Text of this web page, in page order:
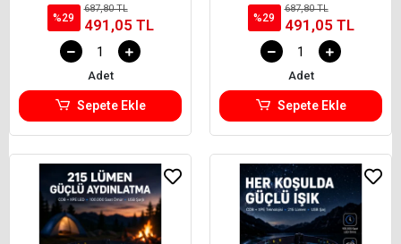
%29
687,80 TL
491,05 TL
Adet
Sepete Ekle
%29
687,80 TL
491,05 TL
Adet
Sepete Ekle